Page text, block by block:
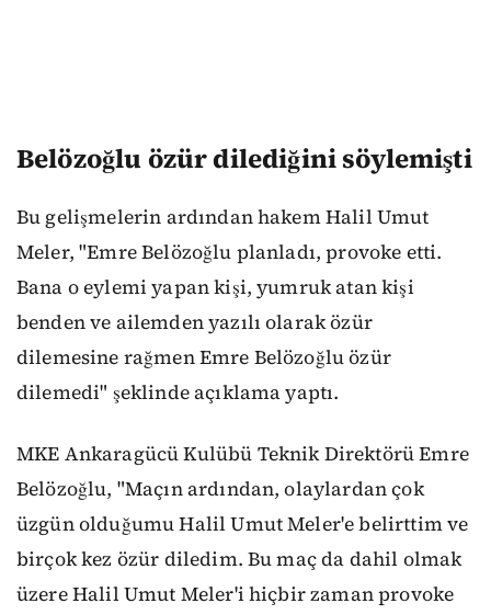
Belözoğlu özür dilediğini söylemişti
Bu gelişmelerin ardından hakem Halil Umut
Meler, "Emre Belözoğlu planladı, provoke etti.
Bana o eylemi yapan kişi, yumruk atan kişi
benden ve ailemden yazılı olarak özür
dilemesine rağmen Emre Belözoğlu özür
dilemedi" şeklinde açıklama yaptı.
MKE Ankaragücü Kulübü Teknik Direktörü Emre
Belözoğlu, "Maçın ardından, olaylardan çok
üzgün olduğumu Halil Umut Meler'e belirttim ve
birçok kez özür diledim. Bu maç da dahil olmak
üzere Halil Umut Meler'i hiçbir zaman provoke